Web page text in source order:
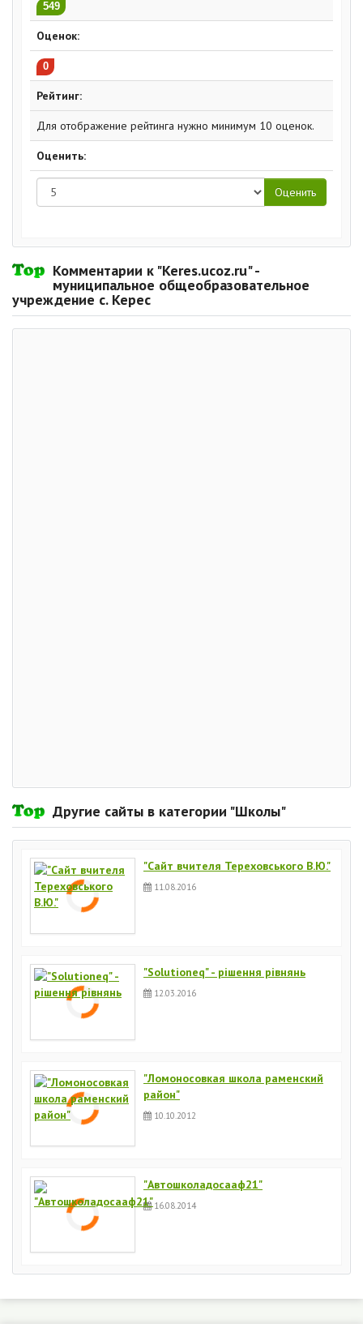
549
Оценок:
0
Рейтинг:
Для отображение рейтинга нужно минимум 10 оценок.
Оценить:
Комментарии к "Keres.ucoz.ru" -
муниципальное общеобразовательное
учреждение с. Керес
Другие сайты в категории "Школы"
"Сайт вчителя Тереховського В.Ю."
11.08.2016
"Solutioneq" - рішення рівнянь
12.03.2016
"Ломоносовкая школа раменский
район"
10.10.2012
"Автошколадосааф21"
16.08.2014